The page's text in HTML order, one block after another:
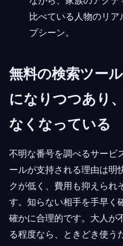
比べている人物のリア
プシーン。
無料の検索ツー
になりつつあり
なくなっている
不明な番号を調べるサービ
ールが支持される理由は明
クが低く、費用も抑えられ
す。知らない相手を手早く
確かに合理的です。大人が
る程度なら、ときどき使う